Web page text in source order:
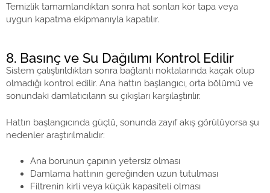
Temizlik tamamlandıktan sonra hat sonları kör tapa veya
uygun kapatma ekipmanıyla kapatılır.
8. Basınç ve Su Dağılımı Kontrol Edilir
Sistem çalıştırıldıktan sonra bağlantı noktalarında kaçak olup
olmadığı kontrol edilir. Ana hattın başlangıcı, orta bölümü ve
sonundaki damlatıcıların su çıkışları karşılaştırılır.
Hattın başlangıcında güçlü, sonunda zayıf akış görülüyorsa şu
nedenler araştırılmalıdır:
Ana borunun çapının yetersiz olması
Damlama hattının gereğinden uzun tutulması
Filtrenin kirli veya küçük kapasiteli olması